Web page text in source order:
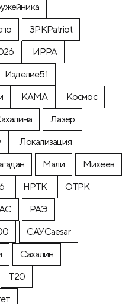
ЗРКPatriot
ИРРА
Изделие51
КАМА
Космос
Лазер
Локализация
Мали
Михеев
НРТК
ОТРК
РАЭ
САУCaesar
Сахалин
Т20